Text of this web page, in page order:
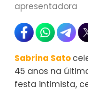
apresentadora
Sabrina Sato
45 anos na
festa intimista,